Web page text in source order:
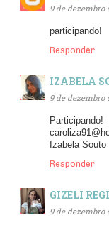
9 de dezembro
participando!
Responder
IZABELA
9 de dezembro
Participando!
Izabela Souto
Responder
GIZELI
9 de dezembro